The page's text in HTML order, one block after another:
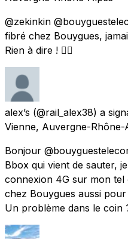
@zekinkin
fibré chez Bouygues,
Rien à dire ! 👌🏻
alex’s (@rail_alex38) a
Vienne, Auvergne-Rhône-
Bonjour
Bbox qui vient de sauter,
connexion 4G sur mon tel
chez Bouygues aussi
Un problème dans le coin